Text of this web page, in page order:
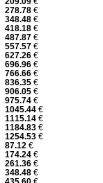
278.78€
348.48€
418.18€
487.87€
557.57€
627.26€
696.96€
766.66€
836.35€
906.05€
975.74€
1045.44€
1115.14€
1184.83€
1254.53€
87.12€
174.24€
261.36€
348.48€